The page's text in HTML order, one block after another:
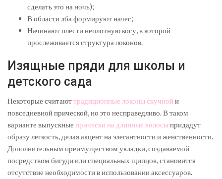
сделать это на ночь);
В области лба формируют начес;
Начинают плести неплотную косу, в которой
прослеживается структура локонов.
Изящные пряди для школы и
детского сада
Некоторые считаюттрадиционные локоны скучной и
повседневной прической, но это несправедливо. В таком
варианте выпускные прически на длинные волосыпридадут
образу легкость, делая акцент на элегантности и женственности.
Дополнительным преимуществом укладки, создаваемой
посредством бигуди или специальных щипцов, становится
отсутствие необходимости в использовании аксессуаров.